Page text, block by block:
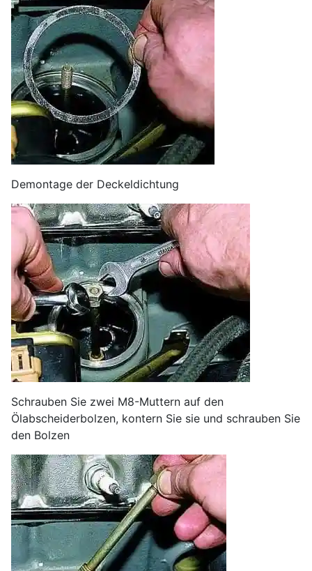
Demontage der Deckeldichtung
Schrauben Sie zwei M8-Muttern auf den
Ölabscheiderbolzen, kontern Sie sie und schrauben Sie
den Bolzen